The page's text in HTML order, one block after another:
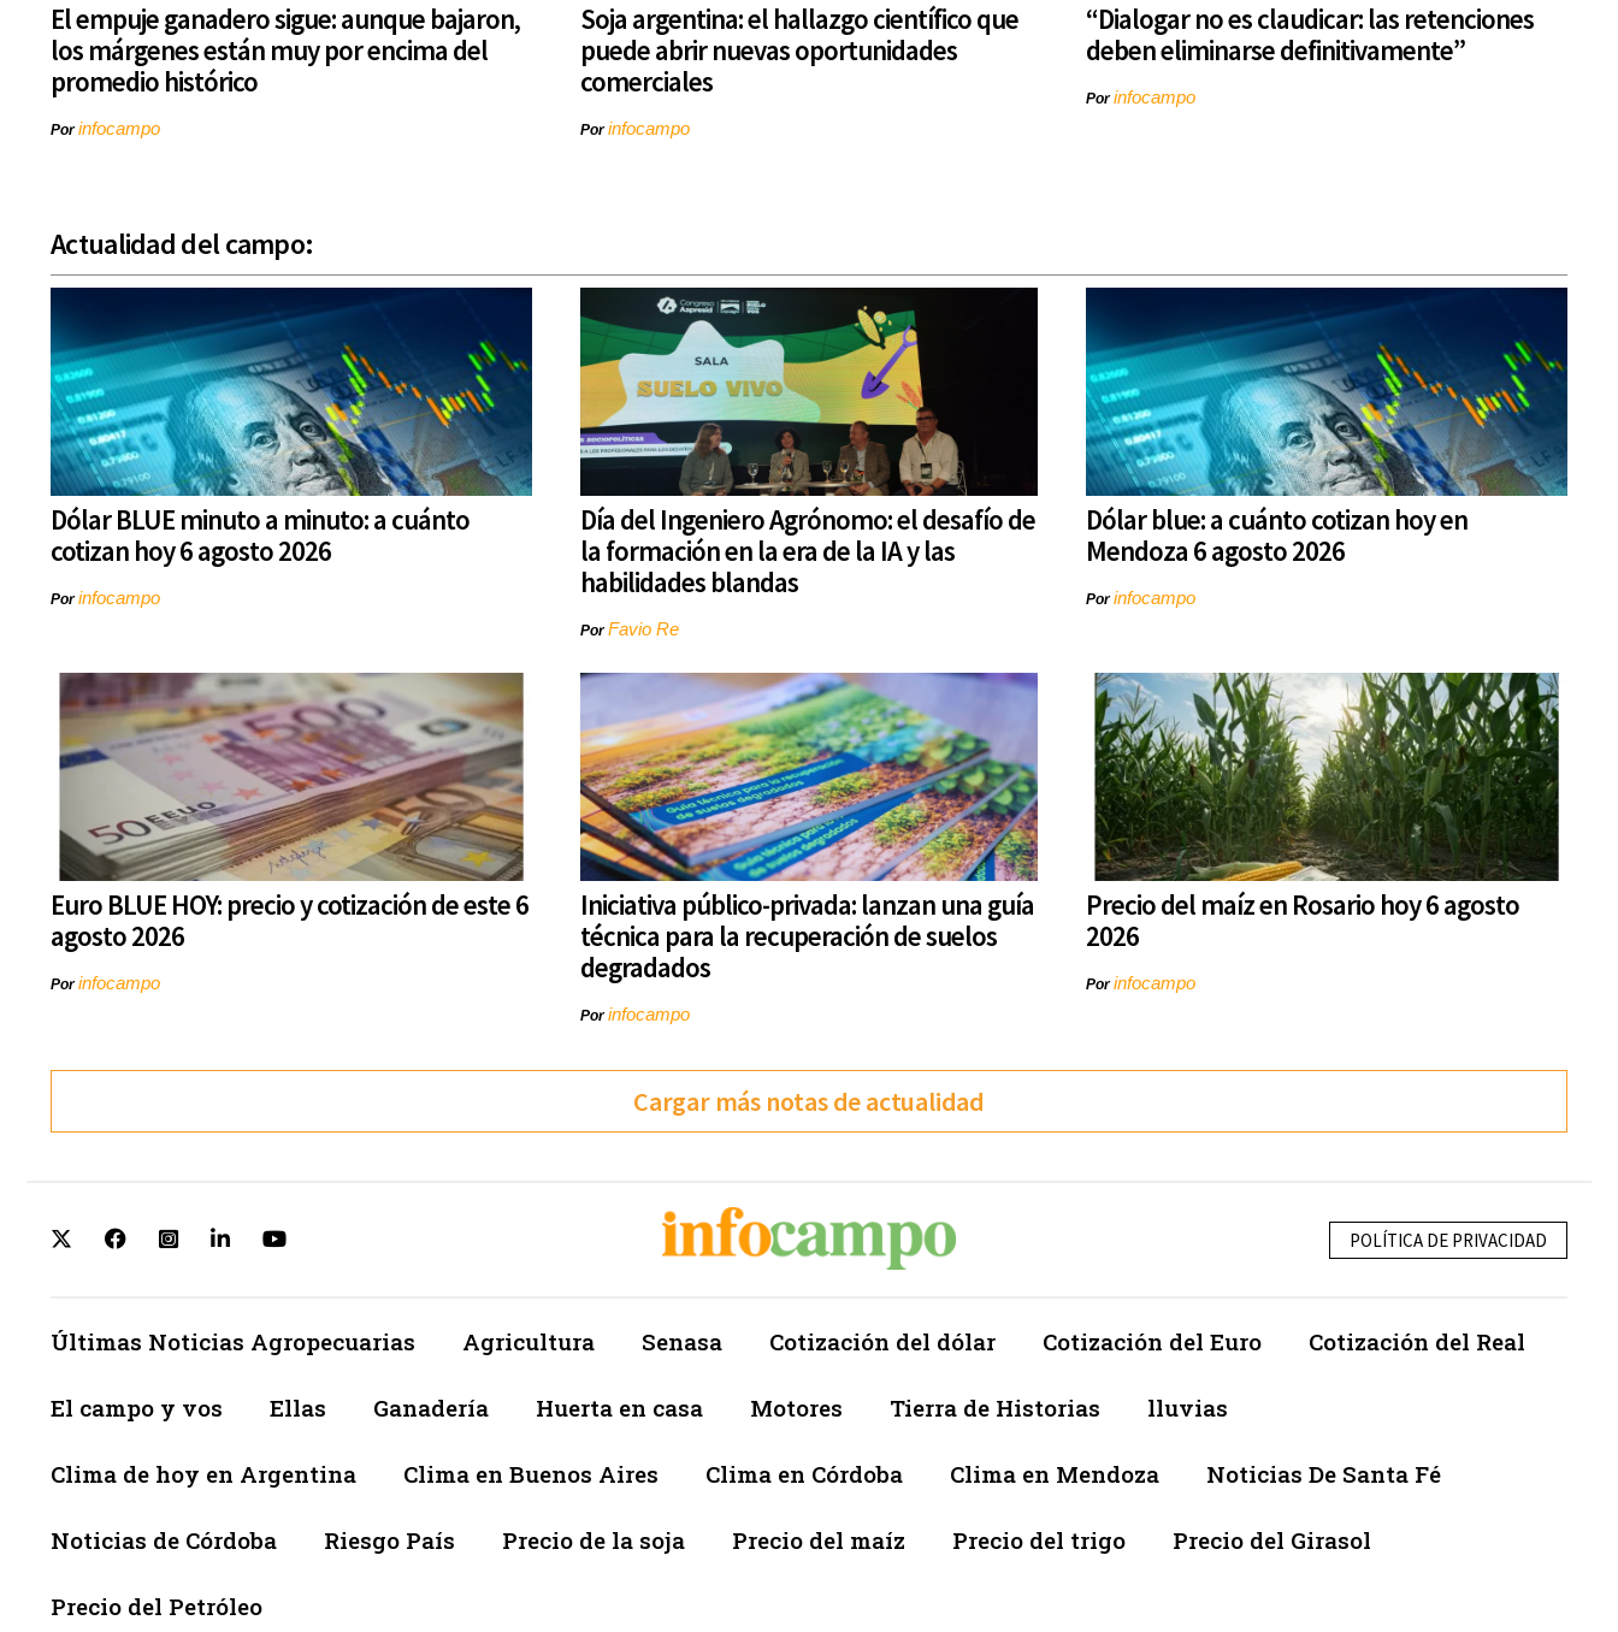
El empuje ganadero sigue: aunque bajaron,
los márgenes están muy por encima del
promedio histórico
Porinfocampo
Soja argentina: el hallazgo científico que
puede abrir nuevas oportunidades
comerciales
Porinfocampo
“Dialogar no es claudicar: las retenciones
deben eliminarse definitivamente”
Porinfocampo
Actualidad del campo:
Dólar BLUE minuto a minuto: a cuánto
cotizan hoy 6 agosto 2026
Porinfocampo
Día del Ingeniero Agrónomo: el desafío de
la formación en la era de la IA y las
habilidades blandas
PorFavio Re
Dólar blue: a cuánto cotizan hoy en
Mendoza 6 agosto 2026
Porinfocampo
Euro BLUE HOY: precio y cotización de este 6
agosto 2026
Porinfocampo
Iniciativa público-privada: lanzan una guía
técnica para la recuperación de suelos
degradados
Porinfocampo
Precio del maíz en Rosario hoy 6 agosto
2026
Porinfocampo
Cargar más notas de actualidad
POLÍTICA DE PRIVACIDAD
Últimas Noticias Agropecuarias Agricultura Senasa Cotización del dólar Cotización del Euro Cotización del Real
El campo y vos Ellas Ganadería Huerta en casa Motores Tierra de Historias lluvias
Clima de hoy en Argentina Clima en Buenos Aires Clima en Córdoba Clima en Mendoza Noticias De Santa Fé
Noticias de Córdoba Riesgo País Precio de la soja Precio del maíz Precio del trigo Precio del Girasol
Precio del Petróleo